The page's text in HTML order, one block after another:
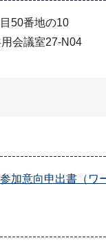
50番地の10
会議室27-N04
加意向申出書（ワ